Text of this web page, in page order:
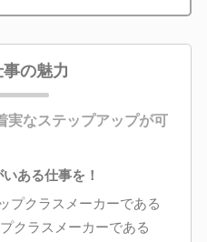
の魅力
実なステップアップが可
ある仕事を！
プクラスメーカーである
クラスメーカーである